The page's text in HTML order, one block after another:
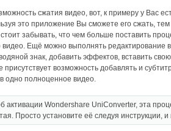
сжатия видео, вот, к примеру у Вас
это приложение Вы сможете его сжать,
забывать, что чем больше поставить
видео. Ещё можно выполнять
знак, добавить эффектов, вставить
присутствует возможность добавлять и
одно полноценное видео.
активации Wondershare UniConverter, эта
Просто установите её следуя инструкции,